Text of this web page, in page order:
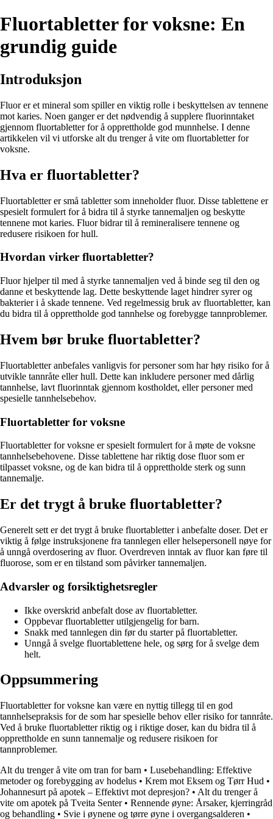
Fluortabletter for voksne: En
grundig guide
Introduksjon
Fluor er et mineral som spiller en viktig rolle i beskyttelsen av tennene
mot karies. Noen ganger er det nødvendig å supplere fluorinntaket
gjennom fluortabletter for å opprettholde god munnhelse. I denne
artikkelen vil vi utforske alt du trenger å vite om fluortabletter for
voksne.
Hva er fluortabletter?
Fluortabletter er små tabletter som inneholder fluor. Disse tablettene er
spesielt formulert for å bidra til å styrke tannemaljen og beskytte
tennene mot karies. Fluor bidrar til å remineralisere tennene og
redusere risikoen for hull.
Hvordan virker fluortabletter?
Fluor hjelper til med å styrke tannemaljen ved å binde seg til den og
danne et beskyttende lag. Dette beskyttende laget hindrer syrer og
bakterier i å skade tennene. Ved regelmessig bruk av fluortabletter, kan
du bidra til å opprettholde god tannhelse og forebygge tannproblemer.
Hvem bør bruke fluortabletter?
Fluortabletter anbefales vanligvis for personer som har høy risiko for å
utvikle tannråte eller hull. Dette kan inkludere personer med dårlig
tannhelse, lavt fluorinntak gjennom kostholdet, eller personer med
spesielle tannhelsebehov.
Fluortabletter for voksne
Fluortabletter for voksne er spesielt formulert for å møte de voksne
tannhelsebehovene. Disse tablettene har riktig dose fluor som er
tilpasset voksne, og de kan bidra til å opprettholde sterk og sunn
tannemalje.
Er det trygt å bruke fluortabletter?
Generelt sett er det trygt å bruke fluortabletter i anbefalte doser. Det er
viktig å følge instruksjonene fra tannlegen eller helsepersonell nøye for
å unngå overdosering av fluor. Overdreven inntak av fluor kan føre til
fluorose, som er en tilstand som påvirker tannemaljen.
Advarsler og forsiktighetsregler
Ikke overskrid anbefalt dose av fluortabletter.
Oppbevar fluortabletter utilgjengelig for barn.
Snakk med tannlegen din før du starter på fluortabletter.
Unngå å svelge fluortablettene hele, og sørg for å svelge dem
helt.
Oppsummering
Fluortabletter for voksne kan være en nyttig tillegg til en god
tannhelsepraksis for de som har spesielle behov eller risiko for tannråte.
Ved å bruke fluortabletter riktig og i riktige doser, kan du bidra til å
opprettholde en sunn tannemalje og redusere risikoen for
tannproblemer.
Alt du trenger å vite om tran for barn • Lusebehandling: Effektive
metoder og forebygging av hodelus • Krem mot Eksem og Tørr Hud •
Johannesurt på apotek – Effektivt mot depresjon? • Alt du trenger å
vite om apotek på Tveita Senter• Rennende øyne: Årsaker, kjerringråd
og behandling • Svie i øynene og tørre øyne i overgangsalderen •